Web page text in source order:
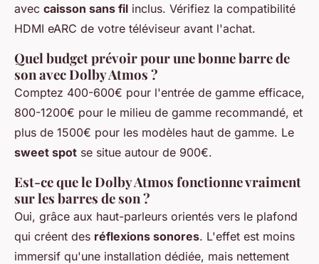
avec caisson sans fil inclus. Vérifiez la compatibilité
HDMI eARC de votre téléviseur avant l'achat.
Quel budget prévoir pour une bonne barre de
son avec Dolby Atmos ?
Comptez 400-600€ pour l'entrée de gamme efficace,
800-1200€ pour le milieu de gamme recommandé, et
plus de 1500€ pour les modèles haut de gamme. Le
sweet spot se situe autour de 900€.
Est-ce que le Dolby Atmos fonctionne vraiment
sur les barres de son ?
Oui, grâce aux haut-parleurs orientés vers le plafond
qui créent des réflexions sonores. L'effet est moins
immersif qu'une installation dédiée, mais nettement